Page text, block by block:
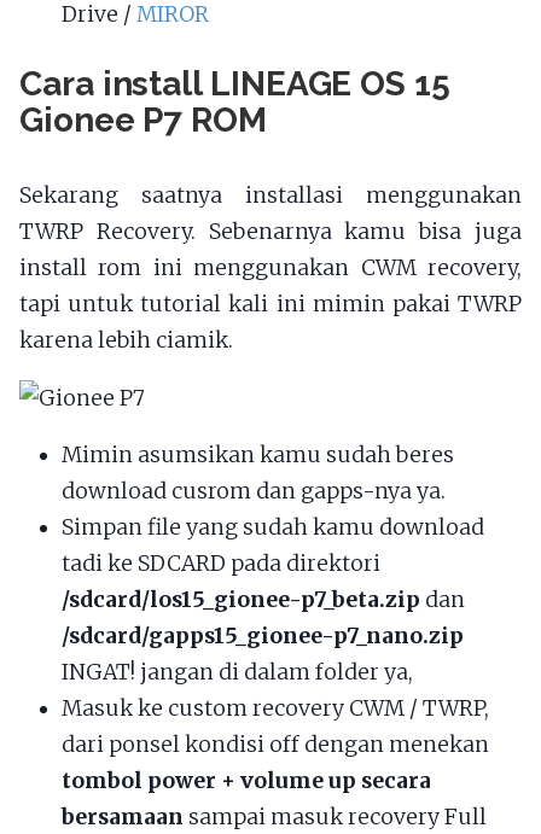
Drive /MIROR
Cara install LINEAGE OS 15
Gionee P7 ROM
Sekarang saatnya installasi menggunakan
TWRP Recovery. Sebenarnya kamu bisa juga
install rom ini menggunakan CWM recovery,
tapi untuk tutorial kali ini mimin pakai TWRP
karena lebih ciamik.
Mimin asumsikan kamu sudah beres
download cusrom dan gapps-nya ya.
Simpan file yang sudah kamu download
tadi ke SDCARD pada direktori
/sdcard/los15_gionee-p7_beta.zip dan
/sdcard/gapps15_gionee-p7_nano.zip
INGAT! jangan di dalam folder ya,
Masuk ke custom recovery CWM / TWRP,
dari ponsel kondisi off dengan menekan
tombol power + volume up secara
bersamaan sampai masuk recovery Full